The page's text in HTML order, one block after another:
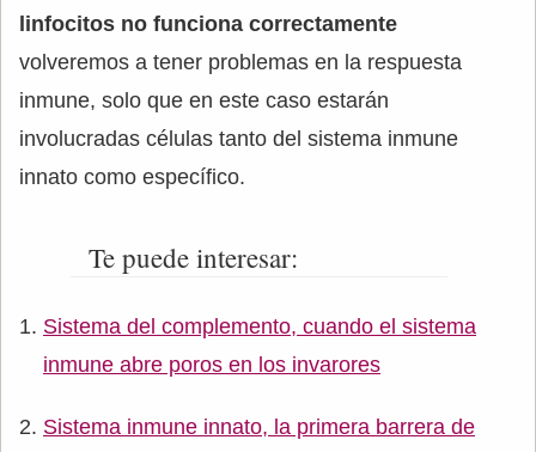
linfocitos no funciona correctamente
volveremos a tener problemas en la respuesta
inmune, solo que en este caso estarán
involucradas células tanto del sistema inmune
innato como específico.
Te puede interesar:
Sistema del complemento, cuando el sistema
inmune abre poros en los invarores
Sistema inmune innato, la primera barrera de